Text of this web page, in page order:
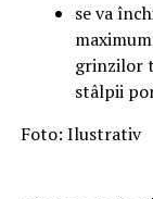
se va
grinzilor
stâlpii
Foto: Ilustrativ